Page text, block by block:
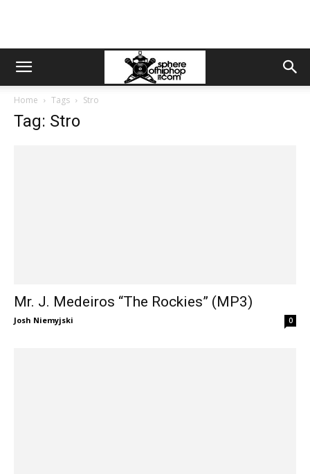
Home Tags Stro
Tag: Stro
Mr. J. Medeiros “The Rockies” (MP3)
Josh Niemyjski 0